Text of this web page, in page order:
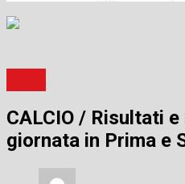
CALCIO / Risultati
giornata in Prima e